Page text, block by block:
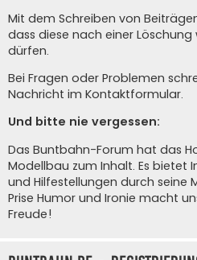
Mit dem Schreiben von
dass diese nach einer
dürfen.
Bei Fragen oder Problemen
Nachricht im Kontaktformular.
Und bitte nie vergessen:
Das Buntbahn-Forum hat das
Modellbau zum Inhalt. Es bietet
und Hilfestellungen durch seine
Prise Humor und Ironie macht
Freude!